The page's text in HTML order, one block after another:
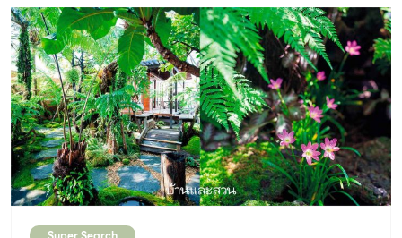
เพื่อนมาช่วยเลือกซื้อบ้านด้วยครับ (หัวเราะ) ว่าหลังไหนมีพื้นที่
ที่เหมาะสำหรับจัดสวน ซึ่งตัวคุณวุฒิเองเขามีความรู้ทา
งด้านฮวงจุ้ย เลยช่วยให้คำแนะนำเราเป็นอย่างดี “จนตกลงมา
ซื้อบ้านในย่านพุทธมณฑลสาย 1 หลังนี้ มีพื้นที่รวมแล้ว
ประมาณ 200 ตารางวา เดิมมีสวนของโครงการที่จัดไว้ให้
แล้วครับ เป็นสวนเรียบๆ มีสนามหญ้า ไม้พุ่ม และลานพื้นหิน ดู
แล้วรู้สึกไม่ค่อยร่มรื่นเท่าไหร่นัก […]
ความครบครันของฟังก์ชันการใช้งาน ทำให้ปีนี้เรากลับมา
เยือนงานนี้อีกครั้งระหว่างวันที่ 16 – 20 มีนาคม 2559 สถาน
ที่จัดงานยังคงเป็นที่เดิม โดยโซนแรกจัดอยู่ภายใน Royal
Exhibition Building มีทั้งการแสดงศิลปะการจัดดอกไม้จาก
สวนไม้ตัดดอกที่มีชื่อเสียงในประเทศออสเตรเลีย การประกวด
จัดดอกไม้จากนักศึกษามหาวิทยาลัย และการแสดงงานศิลปะ
อื่น ๆ ทั้งการจัดดอกไม้บนโต๊ะอาหาร และการจัดดอกไม้บนซุ้ม